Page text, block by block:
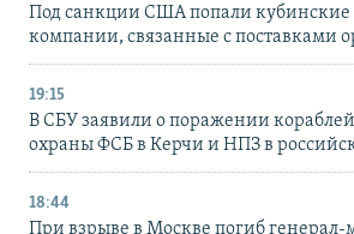
Под санкции США попали кубинские
компании, связанные с поставками
19:15
В СБУ заявили о поражении
охраны ФСБ в Керчи и НПЗ в
18:44
При взрыве в Москве погиб